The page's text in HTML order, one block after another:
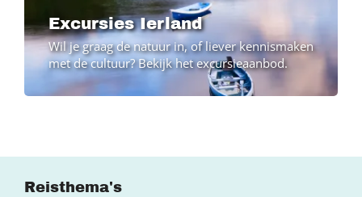
Excursies Ierland
Wil je graag de natuur in, of liever kennismaken
met de cultuur? Bekijk het excursieaanbod.
Reisthema's